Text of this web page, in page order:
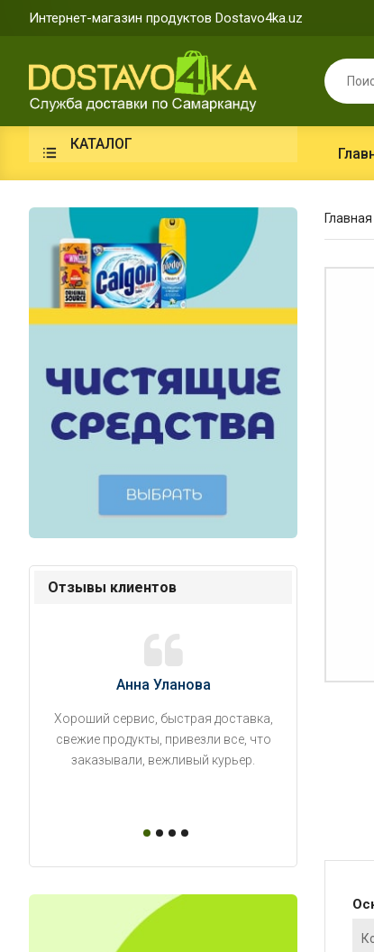
Интернет-магазин продуктов Dostavo4ka.uz
КАТАЛОГ
Отзывы клиентов
Анна Уланова
Хороший сервис, быстрая доставка,
свежие продукты, привезли все, что
заказывали, вежливый курьер.
Главная